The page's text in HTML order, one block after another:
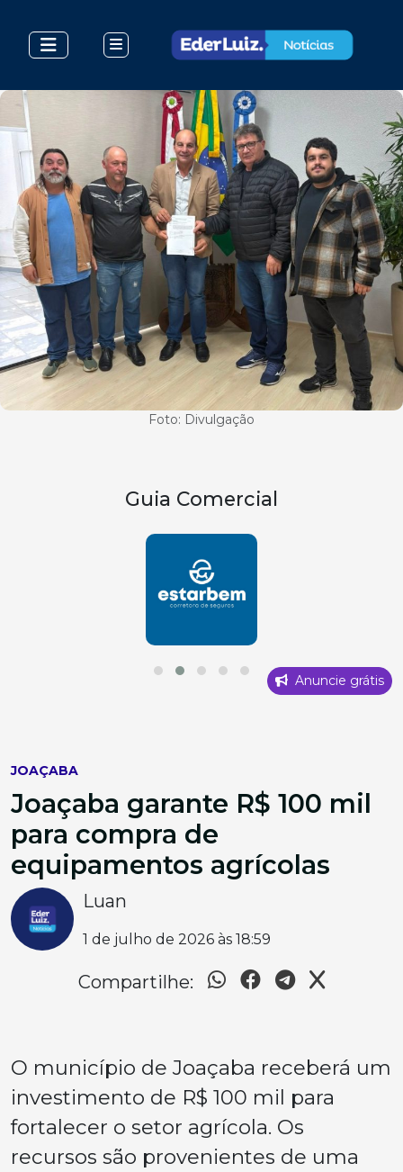
Foto: Divulgação
Guia Comercial
Anuncie grátis
JOAÇABA
Joaçaba garante R$ 100 mil
para compra de
equipamentos agrícolas
Luan
1 de julho de 2026 às 18:59
Compartilhe:
O município de Joaçaba receberá um
investimento de R$ 100 mil para
fortalecer o setor agrícola. Os
recursos são provenientes de uma